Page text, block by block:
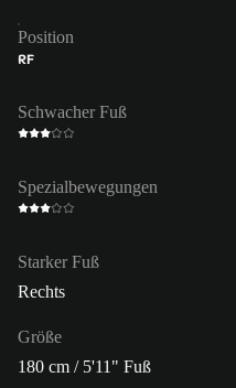
Position
RF
Schwacher Fuß
Spezialbewegungen
Starker Fuß
Rechts
Größe
180 cm / 5'11" Fuß